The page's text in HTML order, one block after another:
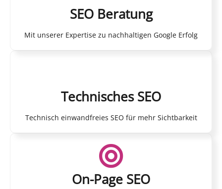
SEO Beratung
Mit unserer Expertise zu nachhaltigen Google Erfolg
Technisches SEO
Technisch einwandfreies SEO für mehr Sichtbarkeit
On-Page SEO